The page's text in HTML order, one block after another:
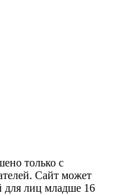
только с
Сайт может
для лиц младше 16